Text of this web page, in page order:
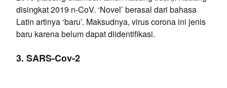
disingkat 2019 n-CoV. ‘Novel’ berasal dari bahasa
Latin artinya ‘baru’. Maksudnya, virus corona ini jenis
baru karena belum dapat diidentifikasi.
3. SARS-Cov-2